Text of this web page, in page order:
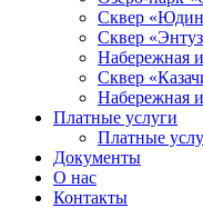
Сквер
Сквер
Набережная
Сквер
Набережная
Платные услуги
Платные
Документы
О нас
Контакты